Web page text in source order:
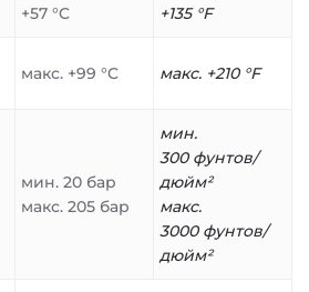
+57 °C
+135 °F
макс. +99 °C макс. +210 °F
мин. 20 бар
макс. 205 бар
мин.
300 фунтов/
дюйм²
макс.
3000 фунтов/
дюйм²